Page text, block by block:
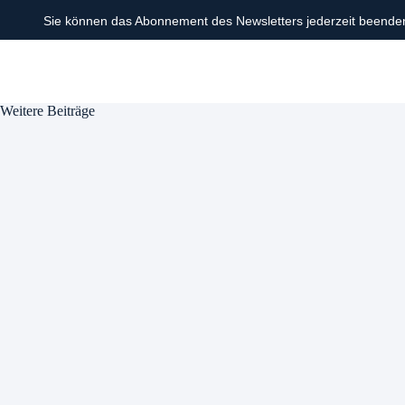
Sie können das Abonnement des Newsletters jederzeit
Weitere Beiträge